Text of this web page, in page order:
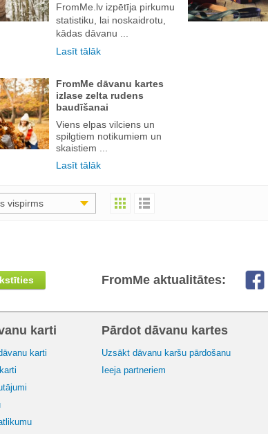
FromMe.lv izpētīja pirkumu
statistiku, lai noskaidrotu,
kādas dāvanu ...
Lasīt tālāk
FromMe dāvanu kartes
izlase zelta rudens
baudīšanai
Viens elpas vilciens un
spilgtiem notikumiem un
skaistiem ...
Lasīt tālāk
vispirms
FromMe aktualitātes:
karti
karti
Pārdot dāvanu kartes
Uzsākt dāvanu karšu pārdošanu
Ieeja partneriem